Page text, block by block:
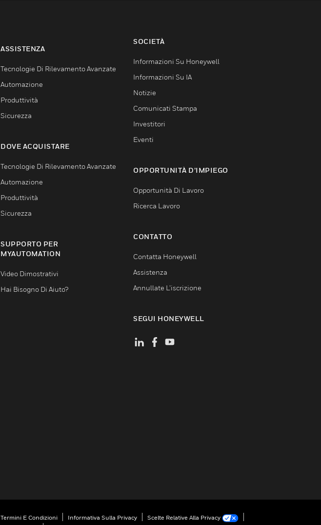
ASSISTENZA
Tecnologie Di Rilevamento Avanzate
Automazione
Produttività
Sicurezza
DOVE ACQUISTARE
Tecnologie Di Rilevamento Avanzate
Automazione
Produttività
Sicurezza
SUPPORTO PER
MYAUTOMATION
Video Dimostrativi
Hai Bisogno Di Aiuto?
SOCIETÀ
Informazioni Su Honeywell
Informazioni Su IA
Notizie
Comunicati Stampa
Investitori
Eventi
OPPORTUNITÀ D’IMPIEGO
Opportunità Di Lavoro
Ricerca Lavoro
CONTATTO
Contatta Honeywell
Assistenza
Annullate L’iscrizione
SEGUI HONEYWELL
Termini E Condizioni Informativa Sulla Privacy
Scelte Relative Alla Privacy